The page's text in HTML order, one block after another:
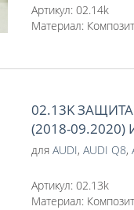
Артикул: 02.14k
Материал:
02.13K ЗАЩИТА
(2018-
для AUDI, AUDI Q8,
Артикул: 02.13k
Материал: